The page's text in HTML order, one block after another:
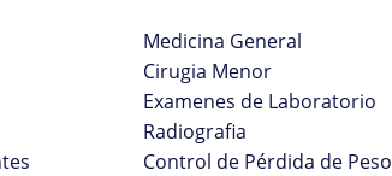
Medicina General
Cirugia Menor
Examenes de Laboratorio
Radiografia
Control de Pérdida de Peso